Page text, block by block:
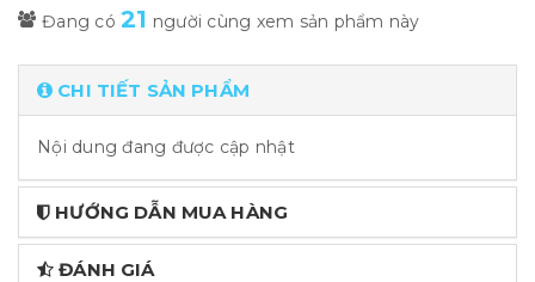
Đang có 21 người cùng xem sản phẩm này
CHI TIẾT SẢN PHẨM
Nội dung đang được cập nhật
HƯỚNG DẪN MUA HÀNG
ĐÁNH GIÁ